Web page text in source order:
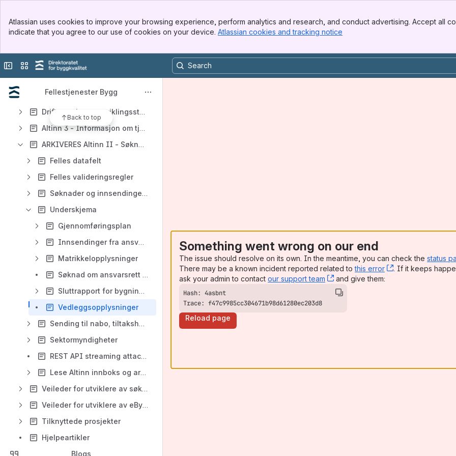
Top Bar
Sidebar
Atlassian uses cookies to improve your browsing experience, perform analytics and research, and conduct advertising. Accept all
indicate that you agree to our use of cookies on your device. Atlassian cookies and tracking notice
Collapse sidebar
Switch sites or apps
Fellestjenester Bygg
Back to top
Shortcuts
Hjelpeartikler
Content
Results will update as you type.
Generell informasjon
Driftsvarsler og utviklingsstatus
Altinn 3 - Informasjon om tjenester og status på migreringen
ARKIVERES Altinn II - Søknadstjenester på Fellestjenester BYGG
Felles datafelt
Felles valideringsregler
Søknader og innsendinger til kommunen
Underskjema
Gjennomføringsplan
Innsendinger fra ansvarlig foretak (direkte innsendinger)
Matrikkelopplysninger
Søknad om ansvarsrett for selvbygger
Sluttrapport for bygningsavfall
Vedleggsopplysninger
Sending til nabo, tiltakshaver og ansvarlig foretak
Sektormyndigheter
REST API streaming attachments
Lese Altinn innboks og arkiv gjennom REST API
Veileder for utviklere av søknadssystemer
Veileder for utviklere av eByggesakssystemer (mottaksleverandører)
Tilknyttede prosjekter
Hjelpeartikler
Blogs
Something went wrong on our end
The issue should resolve on its own. In the meantime, you can check the status
There may be a known incident reported related tothis error , (opens new
. If it keeps
ask your admin to contact our support team , (opens new window)
and give them:
Trace: f47c9985cc304671b98d61280ec203d8
Reload page